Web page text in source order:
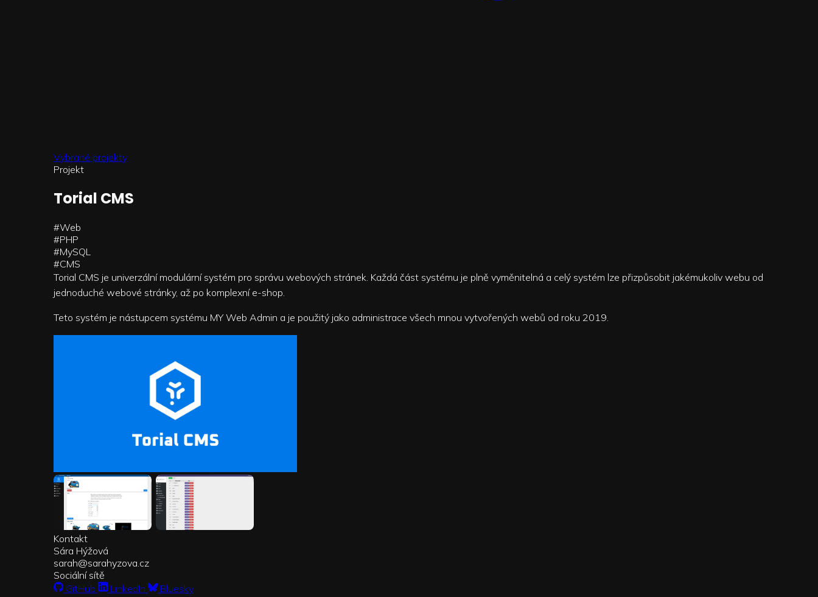
Vybrané projekty
Projekt
Torial CMS
#Web
#PHP
#MySQL
#CMS
Torial CMS je univerzální modulární systém pro správu webových stránek. Každá část systému je plně vyměnitelná a celý systém lze přizpůsobit jakémukoliv webu od
jednoduché webové stránky, až po komplexní e-shop.
Teto systém je nástupcem systému MY Web Admin a je použitý jako administrace všech mnou vytvořených webů od roku 2019.
Kontakt
Sára Hýžová
sarah
sarahyzova.cz
Sociální sítě
GitHub
LinkedIn
Bluesky